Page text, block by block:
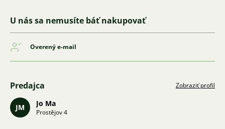
U nás sa nemusíte báť nakupovať
Overený e-mail
Predajca Zobraziť profil
JM Jo Ma
Prostějov 4